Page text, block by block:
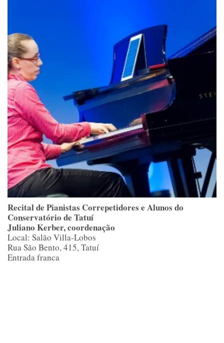
Recital de Pianistas Correpetidores e Alunos do
Conservatório de Tatuí
Juliano Kerber, coordenação
Local: Salão Villa-Lobos
Rua São Bento, 415, Tatuí
Entrada franca